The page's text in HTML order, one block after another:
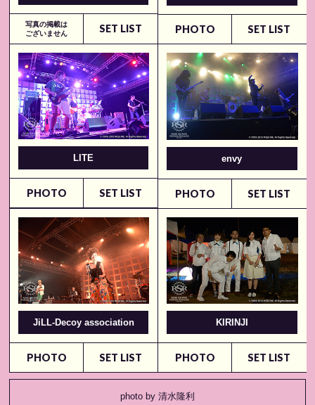
写真の掲載は
ございません
SET LIST PHOTO SET LIST
LITE
PHOTO SET LIST
envy
PHOTO SET LIST
JiLL-Decoy association
PHOTO SET LIST
KIRINJI
PHOTO SET LIST
photo by 清水隆利